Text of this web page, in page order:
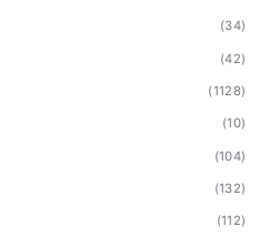
(34)
(42)
(1128)
(10)
(104)
(132)
(112)